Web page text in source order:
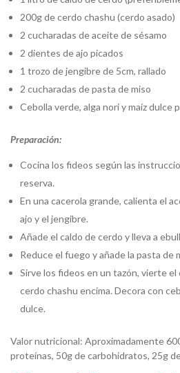
200g de cerdo chashu (cerdo asado)
2 cucharadas de aceite de sésamo
2 dientes de ajo picados
1 trozo de jengibre de 5cm, rallado
2 cucharadas de pasta de miso
Cebolla verde, alga nori y maíz dulce
Preparación:
Cocina los fideos según las
reserva.
En una cacerola grande, calienta el
ajo y el jengibre.
Añade el caldo de cerdo y lleva a
Reduce el fuego y añade la pasta de
Sirve los fideos en un tazón, vierte el
cerdo chashu encima. Decora con
dulce.
Valor nutricional: Aproximadamente
proteínas, 50g de carbohidratos, 25g